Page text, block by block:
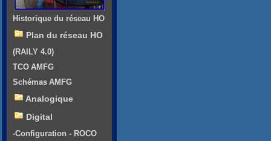
Historique du réseau HO
Plan du réseau HO
(RAILY 4.0)
TCO AMFG
Schémas AMFG
Analogique
Digital
-Configuration - ROCO